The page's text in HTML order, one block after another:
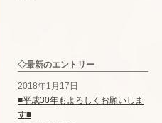
◇最新のエントリー
2018年1月17日
■平成30年もよろしくお願いしま
す■